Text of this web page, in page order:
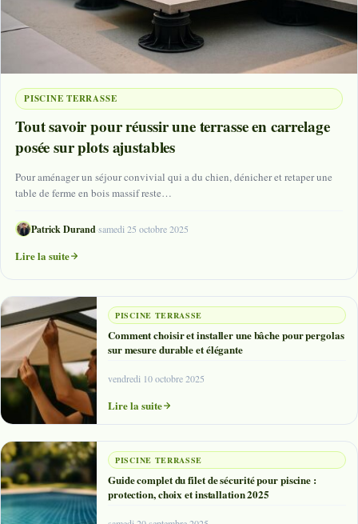
PISCINE TERRASSE
Tout savoir pour réussir une terrasse en carrelage
posée sur plots ajustables
Pour aménager un séjour convivial qui a du chien, dénicher et retaper une
table de ferme en bois massif reste…
Patrick Durand·samedi 25 octobre 2025
Lire la suite
PISCINE TERRASSE
Comment choisir et installer une bâche pour pergolas
sur mesure durable et élégante
vendredi 10 octobre 2025
Lire la suite
PISCINE TERRASSE
Guide complet du filet de sécurité pour piscine :
protection, choix et installation 2025